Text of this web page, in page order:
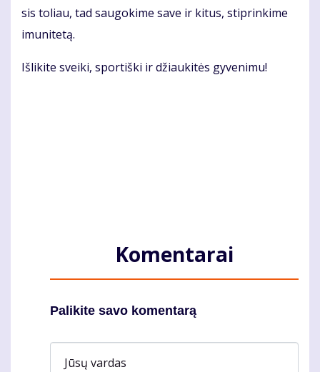
sis to­liau, tad sau­go­ki­me sa­ve ir ki­tus, stip­rin­ki­me
imu­ni­te­tą.
Iš­li­ki­te svei­ki, spor­tiš­ki ir džiau­ki­tės gy­ve­ni­mu!
Komentarai
Palikite savo komentarą
Jūsų vardas